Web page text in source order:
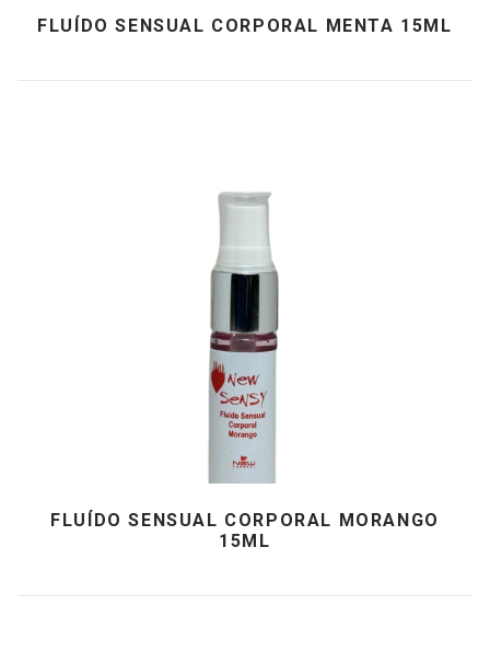
FLUÍDO SENSUAL CORPORAL MENTA 15ML
FLUÍDO SENSUAL CORPORAL MORANGO
15ML